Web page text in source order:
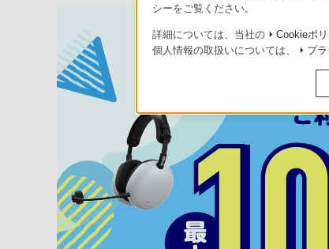
シーをご覧ください。
詳細については、当社の Cookieポ
個人情報の取扱いについては、
プ